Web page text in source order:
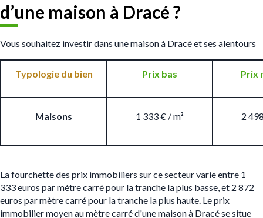
d’une maison à Dracé ?
Vous souhaitez investir dans une maison à Dracé et ses alentours
Typologie du bien Prix bas Prix
Maisons 1 333 € / m² 2
La fourchette des prix immobiliers sur ce secteur varie entre 1
333 euros par mètre carré pour la tranche la plus basse, et 2 872
euros par mètre carré pour la tranche la plus haute. Le prix
immobilier moyen au mètre carré d'une maison à Dracé se situe